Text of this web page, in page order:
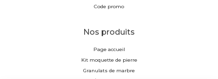
Code promo
Nos produits
Page accueil
Kit moquette de pierre
Granulats de marbre